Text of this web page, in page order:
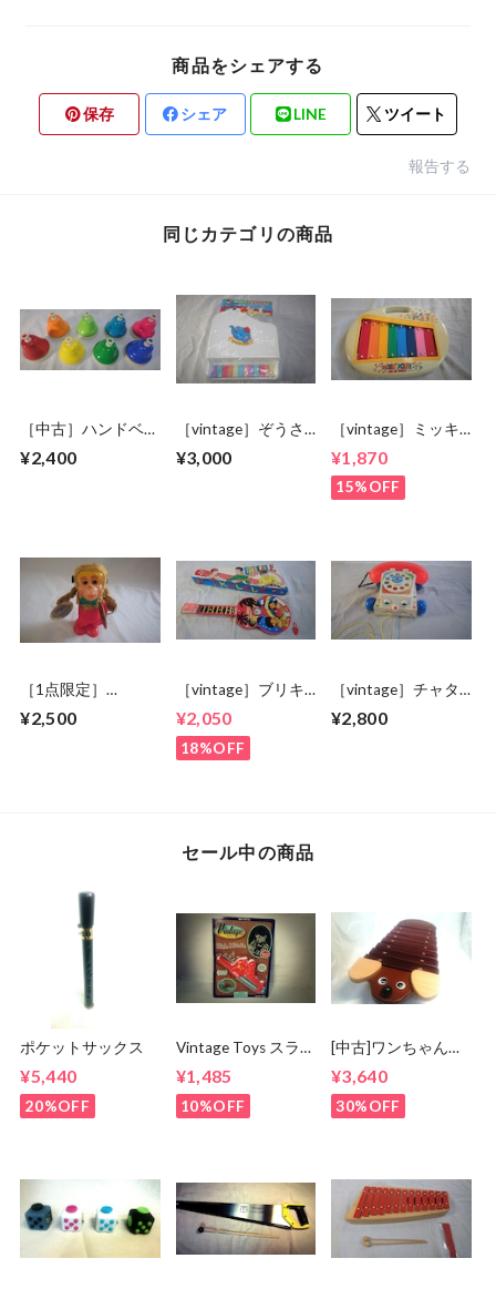
商品をシェアする
保存 シェア LINE ツイート
報告する
同じカテゴリの商品
［中古］ハンドベ
8音
¥2,400
［vintage］ぞうさ
¥3,000
［vintage］ミッキ
¥1,870
15%OFF
［1点限定］
¥2,500
［vintage］ブリキ
¥2,050
18%OFF
［vintage］チャタ
¥2,800
セール中の商品
ポケットサックス
¥5,440
20%OFF
Vintage Toys スライ
¥1,485
10%OFF
[中古]ワンちゃんシ
¥3,640
30%OFF